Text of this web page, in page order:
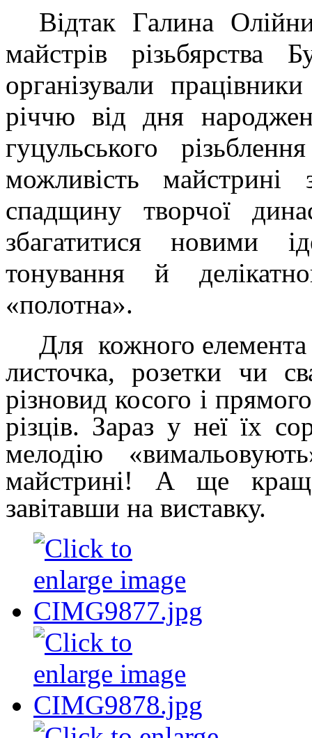
Відтак Галина
майстрів
організували
річчю від дня
гуцульського
можливість майстрині
спадщину творчої
збагатитися новими
тонування й
«полотна».
Для кожного елемента
листочка, розетки чи
різновид косого і
різців. Зараз у неї їх
мелодію
майстрині! А ще
завітавши на виставку.